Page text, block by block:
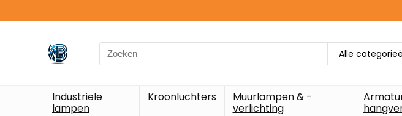
Search
for:
Alle
Industriele
lampen
Kroonluchters
Muurlampen & -
verlichting